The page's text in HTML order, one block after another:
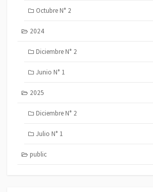
Octubre N° 2
2024
Diciembre N° 2
Junio N° 1
2025
Diciembre N° 2
Julio N° 1
public